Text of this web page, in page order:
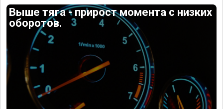
Выше тяга - прирост момента с низких
оборотов.